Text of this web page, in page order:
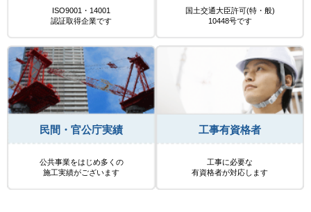
ISO9001・14001
認証取得企業です
国土交通大臣許可(特・般)
10448号です
民間・官公庁実績
公共事業をはじめ多くの
施工実績がございます
工事有資格者
工事に必要な
有資格者が対応します